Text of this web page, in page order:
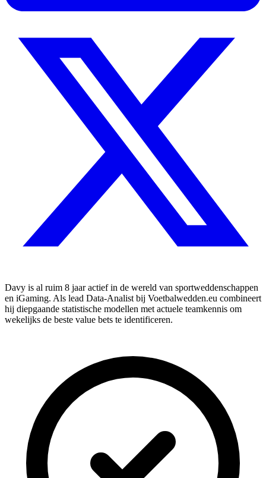
Davy is al ruim 8 jaar actief in de wereld van sportweddenschappen
en iGaming. Als lead Data-Analist bij Voetbalwedden.eu combineert
hij diepgaande statistische modellen met actuele teamkennis om
wekelijks de beste value bets te identificeren.